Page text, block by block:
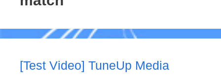
[Test Video] TuneUp Media